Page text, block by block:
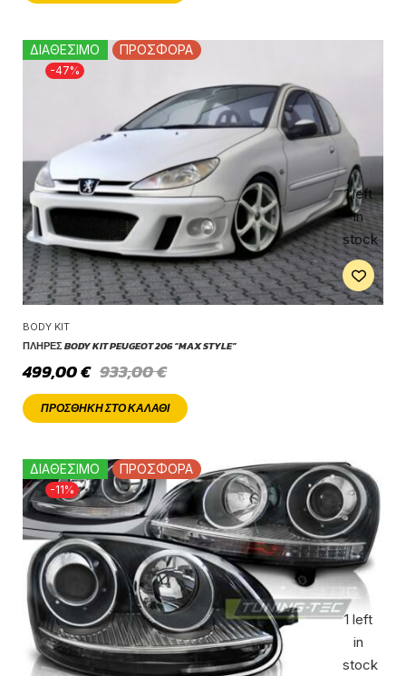
-47%
ΔΙΑΘΕΣΙΜΟ ΠΡΟΣΦΟΡΑ
1 left
in
stock
BODY KIT
ΠΛΉΡΕΣ BODY KIT PEUGEOT 206 “MAX STYLE”
933,00€
499,00€
ΠΡΟΣΘΉΚΗ ΣΤΟ ΚΑΛΆΘΙ
-11%
ΔΙΑΘΕΣΙΜΟ ΠΡΟΣΦΟΡΑ
1 left
in
stock